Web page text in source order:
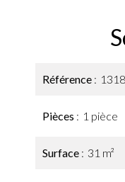
Référence 1318
Pièces 1 pièce
Surface 31 m²